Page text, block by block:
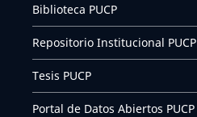
Biblioteca PUCP
Repositorio Institucional PUCP
Tesis PUCP
Portal de Datos Abiertos PUCP